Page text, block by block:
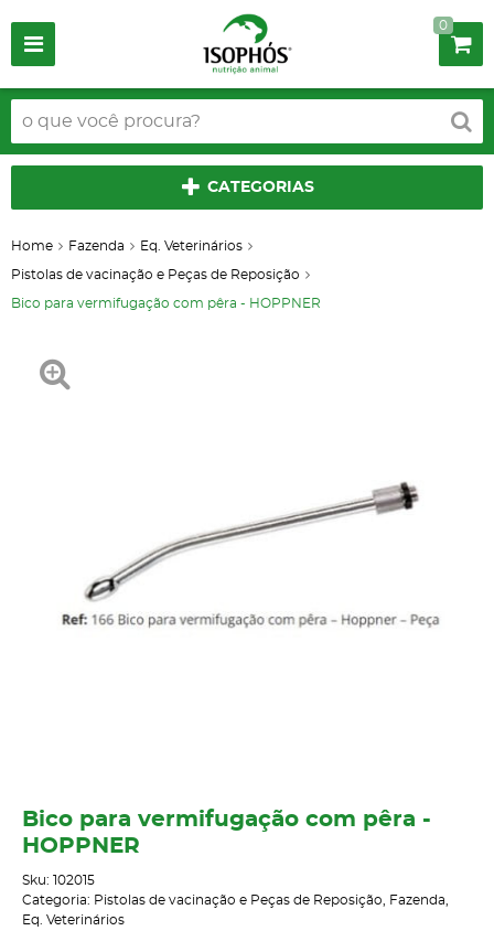
0
CATEGORIAS
Home Fazenda Eq. Veterinários
Pistolas de vacinação e Peças de Reposição
Bico para vermifugação com pêra - HOPPNER
Bico para vermifugação com pêra -
HOPPNER
Sku: 102015
Categoria: Pistolas de vacinação e Peças de Reposição Fazenda
Eq. Veterinários